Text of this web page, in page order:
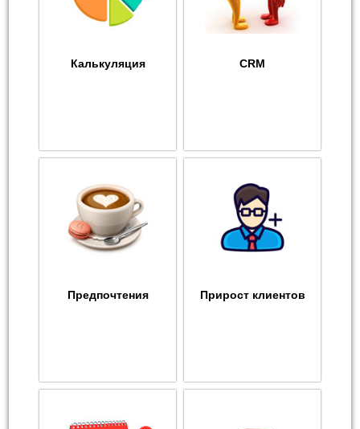
Калькуляция CRM
Предпочтения Прирост клиентов